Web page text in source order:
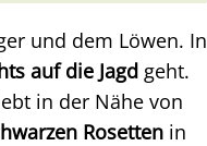
und dem Löwen. In
auf die Jagd geht.
in der Nähe von
Rosetten in